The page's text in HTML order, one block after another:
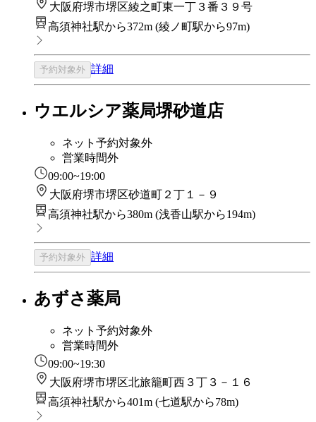
大阪府堺市堺区綾之町東一丁３番３９号
高須神社駅から372m (綾ノ町駅から97m)
予約対象外 詳細
ウエルシア薬局堺砂道店
ネット予約対象外
営業時間外
09:00~19:00
大阪府堺市堺区砂道町２丁１－９
高須神社駅から380m (浅香山駅から194m)
予約対象外 詳細
あずさ薬局
ネット予約対象外
営業時間外
09:00~19:30
大阪府堺市堺区北旅籠町西３丁３－１６
高須神社駅から401m (七道駅から78m)